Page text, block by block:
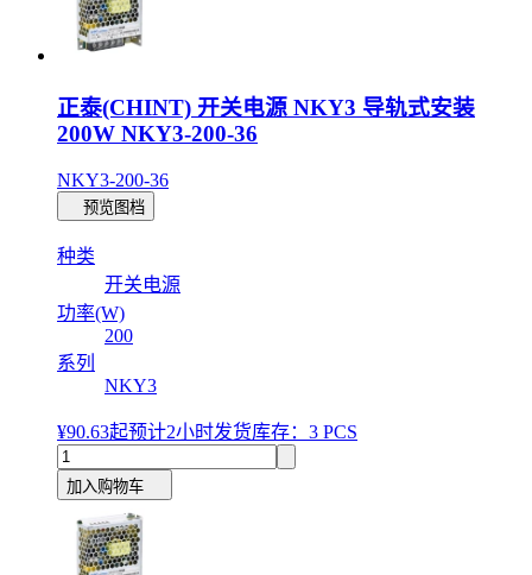
正泰(CHINT) 开关电源 NKY3 导轨式安装
200W NKY3-200-36
NKY3-200-36
预览图档
种类
开关电源
功率(W)
200
系列
NKY3
¥90.63起预计2小时发货库存：3 PCS
加入购物车